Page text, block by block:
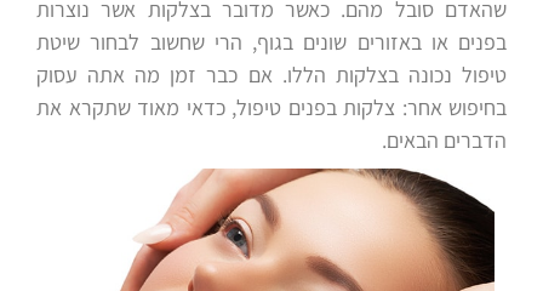
שהאדם סובל מהם. כאשר מדובר בצלקות אשר נוצרות
בפנים או באזורים שונים בגוף, הרי שחשוב לבחור שיטת
טיפול נכונה בצלקות הללו. אם כבר זמן מה אתה עסוק
בחיפוש אחר: צלקות בפנים טיפול, כדאי מאוד שתקרא את
הדברים הבאים.